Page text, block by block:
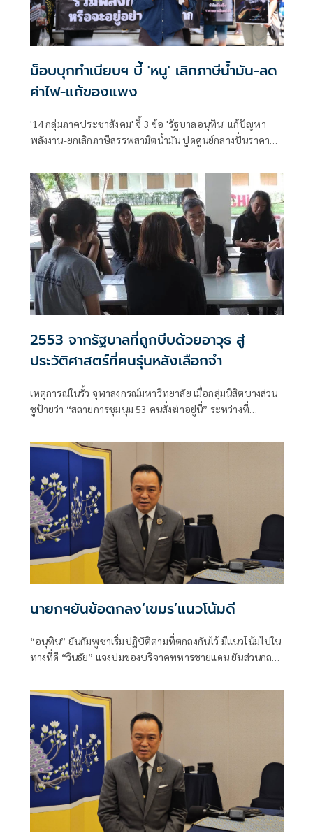
ม็อบบุกทำเนียบฯ บี้ 'หนู' เลิกภาษีน้ำมัน-ลด
ค่าไฟ-แก้ของแพง
'14 กลุ่มภาคประชาสังคม' จี้ 3 ข้อ 'รัฐบาลอนุทิน' แก้ปัญหา
พลังงาน-ยกเลิกภาษีสรรพสามิตน้ำมัน ปูดศูนย์กลางปั่นราคา
ผู้นำบริหารล้มเหลว
2553 จากรัฐบาลที่ถูกบีบด้วยอาวุธ สู่
ประวัติศาสตร์ที่คนรุ่นหลังเลือกจำ
เหตุการณ์ในรั้ว จุฬาลงกรณ์มหาวิทยาลัย เมื่อกลุ่มนิสิตบางส่วน
ชูป้ายว่า “สลายการชุมนุม 53 คนสั่งฆ่าอยู่นี่” ระหว่างที่
หลักสูตรปริญญาเอกสาขานโยบายสาธารณะ
นายกฯยันข้อตกลง‘เขมร’แนวโน้มดี
“อนุทิน” ยันกัมพูชาเริ่มปฏิบัติตามที่ตกลงกันไว้ มีแนวโน้มไปใน
ทางที่ดี “วินธัย” แจงปมของบริจาคทหารชายแดน ยันส่วนกลาง